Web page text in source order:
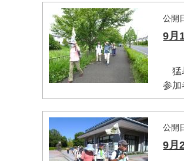
公開
9月
猛
参加
公開
9月